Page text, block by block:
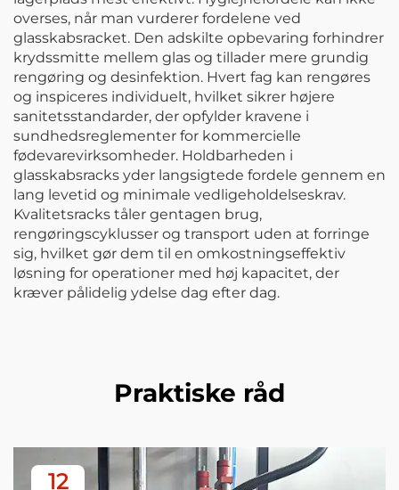
overses, når man vurderer fordelene ved
glasskabsracket. Den adskilte opbevaring forhindrer
krydssmitte mellem glas og tillader mere grundig
rengøring og desinfektion. Hvert fag kan rengøres
og inspiceres individuelt, hvilket sikrer højere
sanitetsstandarder, der opfylder kravene i
sundhedsreglementer for kommercielle
fødevarevirksomheder. Holdbarheden i
glasskabsracks yder langsigtede fordele gennem en
lang levetid og minimale vedligeholdelseskrav.
Kvalitetsracks tåler gentagen brug,
rengøringscyklusser og transport uden at forringe
sig, hvilket gør dem til en omkostningseffektiv
løsning for operationer med høj kapacitet, der
kræver pålidelig ydelse dag efter dag.
Praktiske råd
12